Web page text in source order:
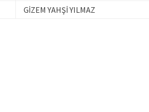
GİZEM YAHŞİ YILMAZ